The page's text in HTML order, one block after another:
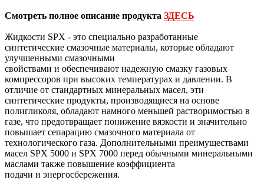
Смотреть полное описание продукта ЗДЕСЬ
Жидкости SPX - это специально разработанные
синтетические смазочные материалы, которые обладают
улучшенными смазочными
свойствами и обеспечивают надежную смазку газовых
компрессоров при высоких температурах и давлении. В
отличие от стандартных минеральных масел, эти
синтетические продукты, производящиеся на основе
полигликоля, обладают намного меньшей растворимостью в
газе, что предотвращает понижение вязкости и значительно
повышает сепарацию смазочного материала от
технологического газа. Дополнительными преимуществами
масел SPX 5000 и SPX 7000 перед обычными минеральными
маслами также повышение коэффициента
подачи и энергосбережения.